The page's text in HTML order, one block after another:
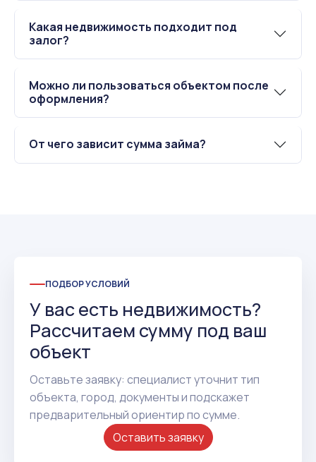
Какая недвижимость подходит под
залог?
Можно ли пользоваться объектом после
оформления?
От чего зависит сумма займа?
ПОДБОР УСЛОВИЙ
У вас есть недвижимость?
Рассчитаем сумму под ваш
объект
Оставьте заявку: специалист уточнит тип
объекта, город, документы и подскажет
предварительный ориентир по сумме.
Оставить заявку